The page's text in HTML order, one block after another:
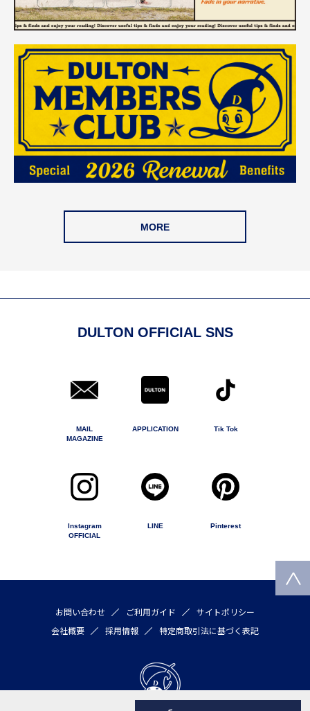
MORE
DULTON OFFICIAL SNS
MAIL
MAGAZINE
APPLICATION Tik Tok
Instagram
OFFICIAL
LINE Pinterest
お問い合わせ ご利用ガイド
サイトポリシー
会社概要
採用情報 特定商取引法に基づく表記